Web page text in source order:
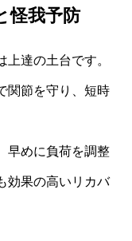
怪我予防
達の土台です。
関節を守り、短時
早めに負荷を調整
効果の高いリカバ